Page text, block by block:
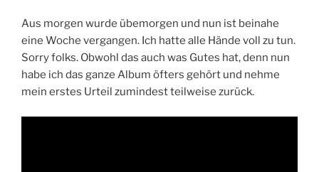
Aus morgen wurde übemorgen und nun ist beinahe
eine Woche vergangen. Ich hatte alle Hände voll zu tun.
Sorry folks. Obwohl das auch was Gutes hat, denn nun
habe ich das ganze Album öfters gehört und nehme
mein erstes Urteil zumindest teilweise zurück.